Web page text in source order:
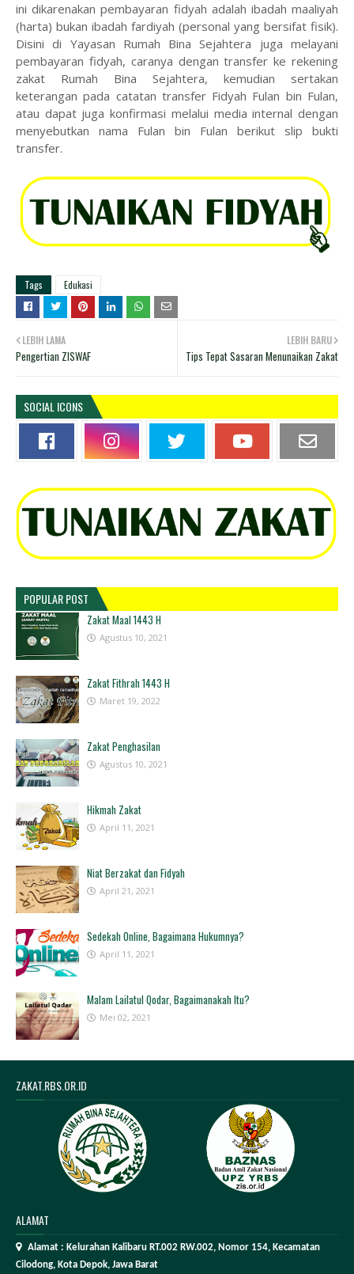
ini dikarenakan pembayaran fidyah adalah ibadah maaliyah
(harta) bukan ibadah fardiyah (personal yang bersifat fisik).
Disini di Yayasan Rumah Bina Sejahtera juga melayani
pembayaran fidyah, caranya dengan transfer ke rekening
zakat Rumah Bina Sejahtera, kemudian sertakan
keterangan pada catatan transfer Fidyah Fulan bin Fulan,
atau dapat juga konfirmasi melalui media internal dengan
menyebutkan nama Fulan bin Fulan berikut slip bukti
transfer.
Tags Edukasi
LEBIH BARU
Tips Tepat Sasaran Menunaikan Zakat
LEBIH LAMA
Pengertian ZISWAF
SOCIAL ICONS
POPULAR POST
Zakat Maal 1443 H
Agustus 10, 2021
Zakat Fithrah 1443 H
Maret 19, 2022
Zakat Penghasilan
Agustus 10, 2021
Hikmah Zakat
April 11, 2021
Niat Berzakat dan Fidyah
April 21, 2021
Sedekah Online, Bagaimana Hukumnya?
April 11, 2021
Malam Lailatul Qodar, Bagaimanakah Itu?
Mei 02, 2021
ZAKAT.RBS.OR.ID
ALAMAT
Alamat : Kelurahan Kalibaru RT.002 RW.002, Nomor 154, Kecamatan
Cilodong, Kota Depok, Jawa Barat